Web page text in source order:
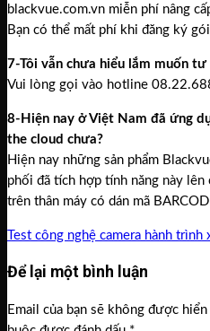
blackvue.com.vn miễn phí nâng
Bạn có thể mất phí khi đăng ký
7-Tôi vẫn chưa hiểu lắm muốn tư
Vui lòng gọi vào hotline
8-Hiện nay ở Việt Nam đã ứng
the cloud chưa?
Hiện nay những sản phẩm
phối đã tích hợp tính năng này lên
trên thân máy có dán mã
Test công nghệ camera hành
Để lại một bình luận
Email của bạn sẽ không được